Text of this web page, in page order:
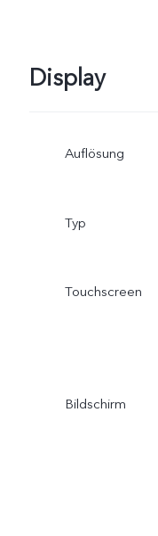
Display
Auflösung
Typ
Touchscreen
Bildschirm